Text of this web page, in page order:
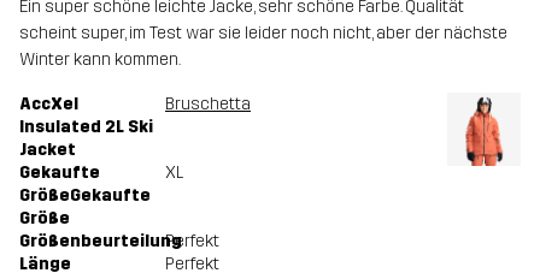
Ein super schöne leichte Jacke, sehr schöne Farbe. Qualität
scheint super, im Test war sie leider noch nicht, aber der nächste
Winter kann kommen.
AccXel
Insulated 2L Ski
Jacket
Bruschetta
Gekaufte
GrößeGekaufte
Größe
XL
GrößenbeurteilungPerfekt
Länge
Perfekt